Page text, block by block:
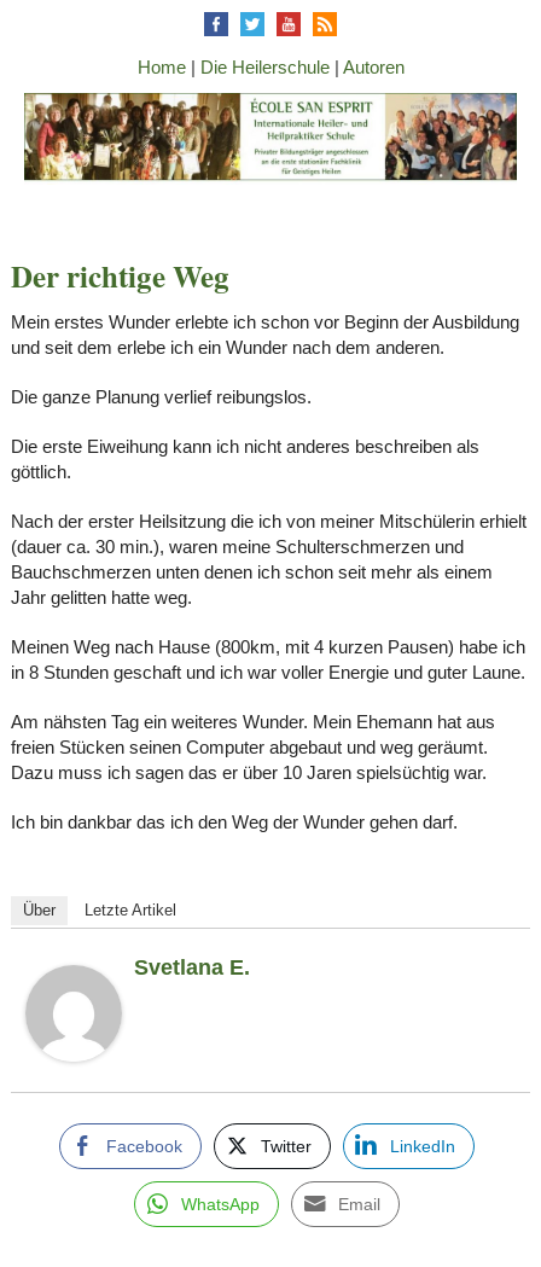
Home| Die Heilerschule| Autoren
Der richtige Weg
Mein erstes Wunder erlebte ich schon vor Beginn der Ausbildung
und seit dem erlebe ich ein Wunder nach dem anderen.
Die ganze Planung verlief reibungslos.
Die erste Eiweihung kann ich nicht anderes beschreiben als
göttlich.
Nach der erster Heilsitzung die ich von meiner Mitschülerin erhielt
(dauer ca. 30 min.), waren meine Schulterschmerzen und
Bauchschmerzen unten denen ich schon seit mehr als einem
Jahr gelitten hatte weg.
Meinen Weg nach Hause (800km, mit 4 kurzen Pausen) habe ich
in 8 Stunden geschaft und ich war voller Energie und guter Laune.
Am nähsten Tag ein weiteres Wunder. Mein Ehemann hat aus
freien Stücken seinen Computer abgebaut und weg geräumt.
Dazu muss ich sagen das er über 10 Jaren spielsüchtig war.
Ich bin dankbar das ich den Weg der Wunder gehen darf.
Über Letzte Artikel
Svetlana E.
Facebook Twitter LinkedIn
WhatsApp Email